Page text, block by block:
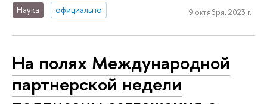
Наука официально 9 октября, 2023 г.
На полях Международной
партнерской недели